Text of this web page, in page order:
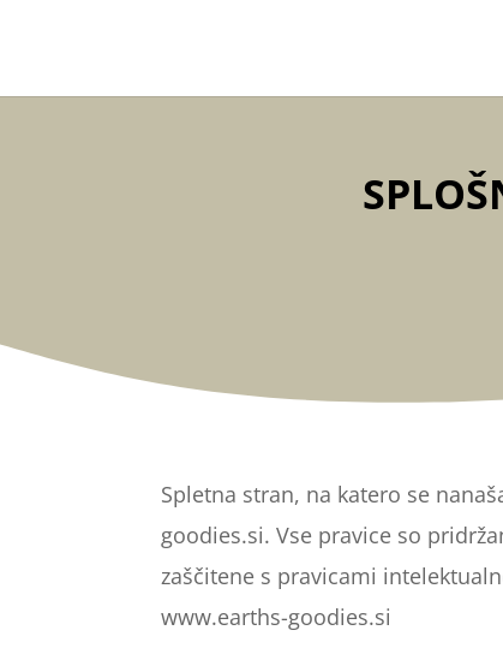
Spletna stran, na katero se
goodies.si. Vse pravice so
zaščitene s pravicami
www.earths-goodies.si